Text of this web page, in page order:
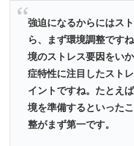
強迫になるからにはス
ら、まず環境調整です
境のストレス要因をい
症特性に注目したスト
イントですね。たとえ
境を準備するといった
整がまず第一です。